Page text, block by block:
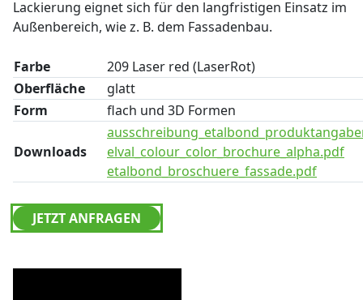
Lackierung eignet sich für den langfristigen Einsatz im
Außenbereich, wie z. B. dem Fassadenbau.
Farbe
209 Laser red (LaserRot)
Oberfläche
glatt
Form
flach und 3D Formen
Downloads
elval_colour_color_brochure_alpha.pdf
etalbond_broschuere_fassade.pdf
JETZT ANFRAGEN